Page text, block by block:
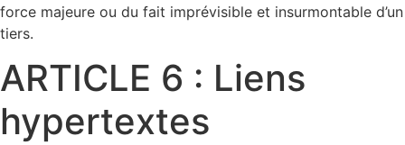
force majeure ou du fait imprévisible et insurmontable d’un
tiers.
ARTICLE 6 : Liens
hypertextes